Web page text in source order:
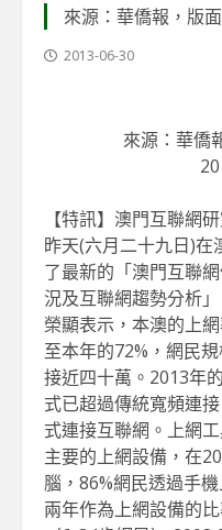
來源：華僑報，版
2013-06-30
來源：華僑
【特訊】澳門互聯網
昨天(六月二十九日)
了最新的「澳門互聯
況及互聯網趨勢分析
榮顯表示，本澳的上
至本年的72%，網民
接近四十萬。2013年
式已超過傳統寬頻連
式連接互聯網。上網
主要的上網設備，在
腦，86%網民透過手
兩年作為上網設備的比